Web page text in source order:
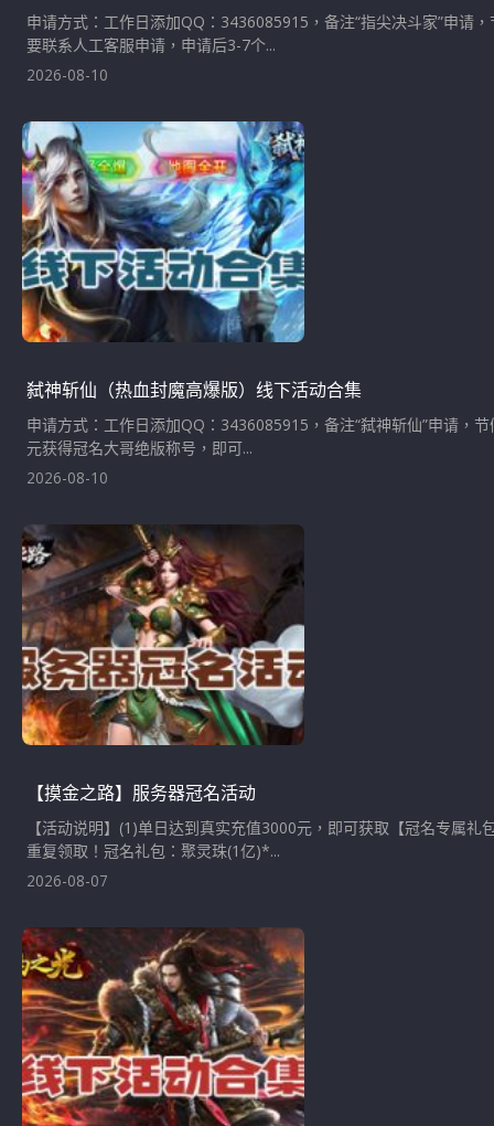
申请方式：工作日添加QQ：3436085915，备注“指尖决斗家”申请
要联系人工客服申请，申请后3-7个...
2026-08-10
弑神斩仙（热血封魔高爆版）线下活动合集
申请方式：工作日添加QQ：3436085915，备注“弑神斩仙”申请，
元获得冠名大哥绝版称号，即可...
2026-08-10
【摸金之路】服务器冠名活动
【活动说明】(1)单日达到真实充值3000元，即可获取【冠名专属
重复领取！冠名礼包：聚灵珠(1亿)*...
2026-08-07